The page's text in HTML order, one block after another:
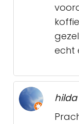
echt
hilda